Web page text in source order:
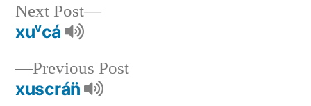
Previous Post
xuscrán̈
Next Post
xuᵛcá